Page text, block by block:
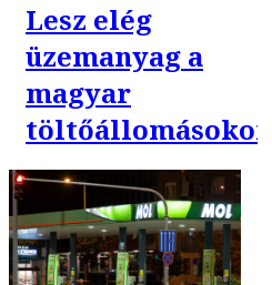
Lesz elég
üzemanyag a
magyar
töltőállomásokon